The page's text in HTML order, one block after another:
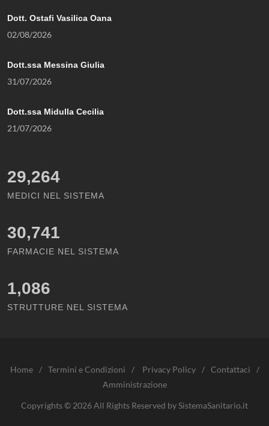
Dott. Ostafi Vasilica Oana
02/08/2026
Dott.ssa Messina Giulia
31/07/2026
Dott.ssa Midulla Cecilia
21/07/2026
29,264
MEDICI NEL SISTEMA
30,741
FARMACIE NEL SISTEMA
1,086
STRUTTURE NEL SISTEMA
Home / Termini e Condizioni / Privacy Policy / Contattaci
/
Amministrazione
Copyrights © 2026 All Rights Reserved by SistemaSanitario.it